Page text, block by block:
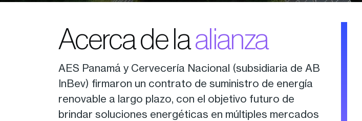
Acerca de laalianza
AES Panamá y Cervecería Nacional (subsidiaria de AB
InBev) firmaron un contrato de suministro de energía
renovable a largo plazo, con el objetivo futuro de
brindar soluciones energéticas en múltiples mercados